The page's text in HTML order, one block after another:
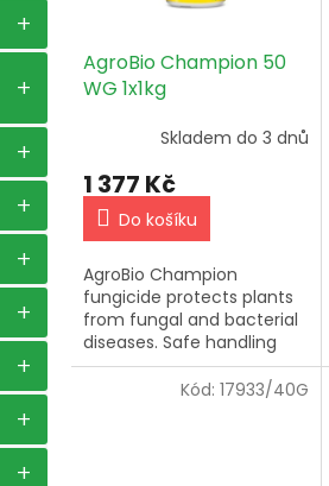
dAgroBio Champion 50
WG 1x1kg
Skladem do 3 dnů
1 377 Kč
Do košíku
AgroBio Champion
fungicide protects plants
from fungal and bacterial
diseases. Safe handling
and application are
important for human
Kód: 17933/40G